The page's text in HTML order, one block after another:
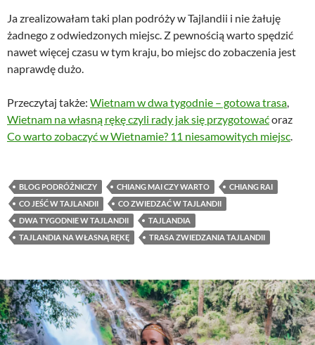
Ja zrealizowałam taki plan podróży w Tajlandii i nie żałuję
żadnego z odwiedzonych miejsc. Z pewnością warto spędzić
nawet więcej czasu w tym kraju, bo miejsc do zobaczenia jest
naprawdę dużo.
Przeczytaj także: Wietnam w dwa tygodnie – gotowa trasa
Wietnam na własną rękę czyli rady jak się przygotowaćoraz
Co warto zobaczyć w Wietnamie? 11 niesamowitych miejsc
BLOG PODRÓŻNICZY CHIANG MAI CZY WARTO
CHIANG RAI
CO JEŚĆ W TAJLANDII
CO ZWIEDZAĆ W TAJLANDII
DWA TYGODNIE W TAJLANDII
TAJLANDIA
TAJLANDIA NA WŁASNĄ RĘKĘ
TRASA ZWIEDZANIA TAJLANDII